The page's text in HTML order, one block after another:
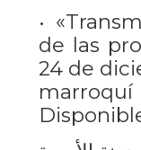
•
de las
24 de